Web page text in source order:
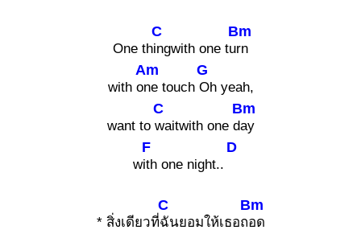
One th
C
ingwith one tu
Bm
rn
with o
Am
ne touch
G
Oh yeah,
want to
C
waitwith one d
Bm
ay
w
F
ith one night..
D
* สิ่งเดียวที่
C
ฉันยอมให้เธอถ
Bm
อด